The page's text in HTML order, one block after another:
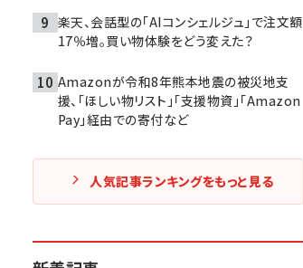
楽天、会話型の「AIコンシェルジュ」で注文額
17％増。買い物体験をどう変えた？
Amazonが令和8年熊本地震の被災地支
援、「ほしい物リスト」「支援物資」「Amazon
Pay」経由での寄付など
人気記事ランキングをもっと見る